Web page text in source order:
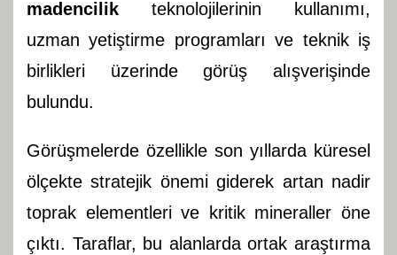
madencilik teknolojilerinin kullanımı,
uzman yetiştirme programları ve teknik iş
birlikleri üzerinde görüş alışverişinde
bulundu.
Görüşmelerde özellikle son yıllarda küresel
ölçekte stratejik önemi giderek artan nadir
toprak elementleri ve kritik mineraller öne
çıktı. Taraflar, bu alanlarda ortak araştırma